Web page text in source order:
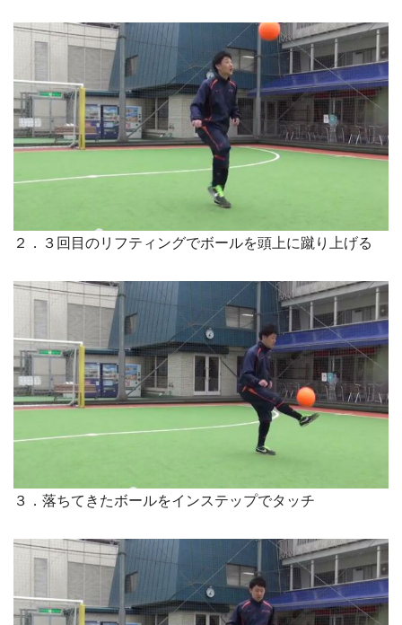
２．３回目のリフティングでボールを頭上に蹴り上げる
３．落ちてきたボールをインステップでタッチ